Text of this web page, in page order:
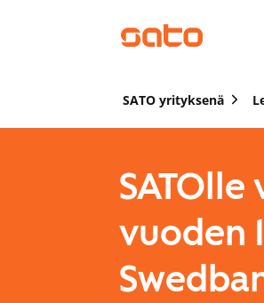
SATO yrityksenä
vuoden